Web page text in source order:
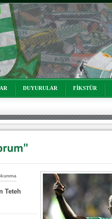
DUYURULAR FİKSTÜR
Teteh